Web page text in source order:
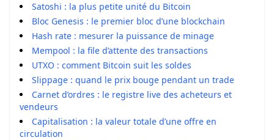
Satoshi : la plus petite unité du Bitcoin
Bloc Genesis : le premier bloc d’une blockchain
Hash rate : mesurer la puissance de minage
Mempool : la file d’attente des transactions
UTXO : comment Bitcoin suit les soldes
Slippage : quand le prix bouge pendant un trade
Carnet d’ordres : le registre live des acheteurs et
vendeurs
Capitalisation : la valeur totale d’une offre en
circulation